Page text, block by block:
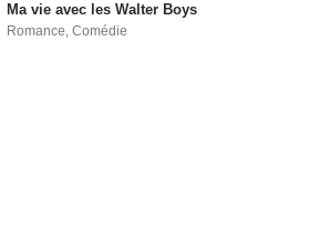
Ma vie avec les Walter Boys
Romance,Comédie